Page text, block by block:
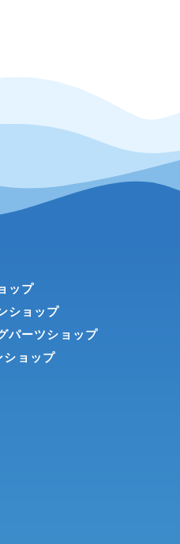
ップ
ショップ
パーツショップ
ョップ